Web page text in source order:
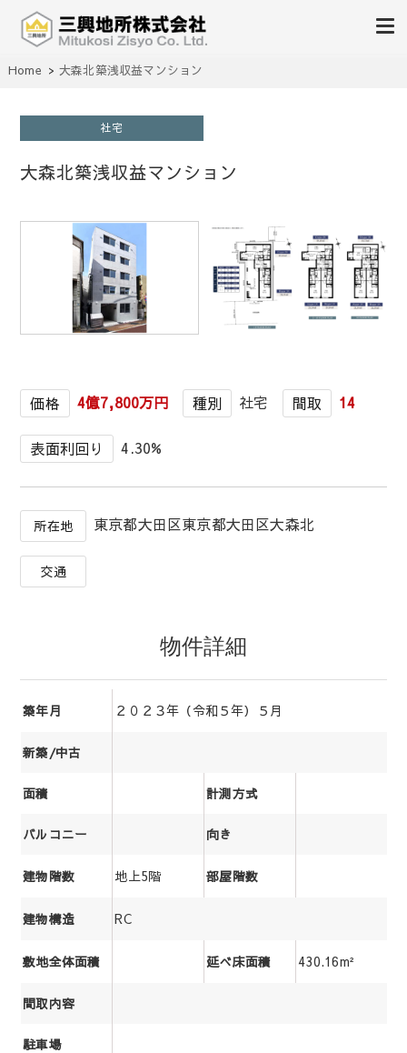
三興地所株式会社
Home 大森北築浅収益マンション
社宅
大森北築浅収益マンション
1/
価格 4億7,800万円 種別 社宅 間取 14
表面利回り 4.30%
所在地 東京都大田区東京都大田区大森北
交通
物件詳細
築年月 ２０２３年（令和５年）５月
新築/中古
面積 計測方式
バルコニー 向き
建物階数 地上5階 部屋階数
建物構造 RC
敷地全体面積 延べ床面積 430.16m²
間取内容
駐車場